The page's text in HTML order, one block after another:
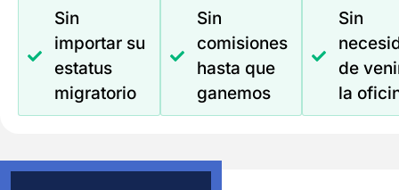
Sin
importar su
estatus
migratorio
Sin
comisiones
hasta que
ganemos
Sin
de
la